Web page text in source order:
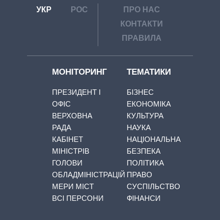
УКР РОС
ПРО НАС
КОНТАКТИ
ПРАВИЛА
МОНІТОРИНГ
ПРЕЗИДЕНТ І
ОФІС
ВЕРХОВНА
РАДА
КАБІНЕТ
МІНІСТРІВ
ГОЛОВИ
ОБЛАДМІНІСТРАЦІЙ
МЕРИ МІСТ
ВСІ ПЕРСОНИ
ТЕМАТИКИ
БІЗНЕС
ЕКОНОМІКА
КУЛЬТУРА
НАУКА
НАЦІОНАЛЬНА
БЕЗПЕКА
ПОЛІТИКА
ПРАВО
СУСПІЛЬСТВО
ФІНАНСИ